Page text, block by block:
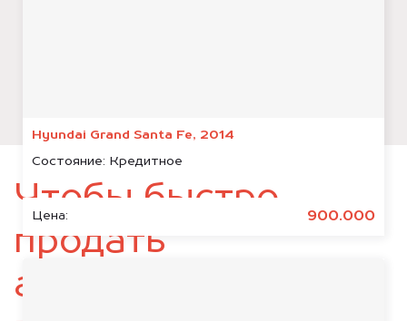
Hyundai Grand Santa Fe, 2014
Состояние: Кредитное
Цена: 900.000
Чтобы быстро
продать
автомобиль,